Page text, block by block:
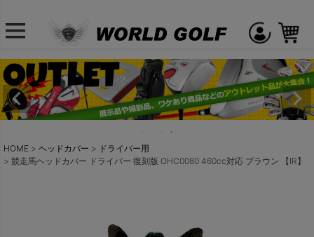
HOME ヘッドカバー
ドライバー用
競走馬ヘッドカバー ドライバー 復刻版 OHC0080 460cc対応 ブラウン 【IR】